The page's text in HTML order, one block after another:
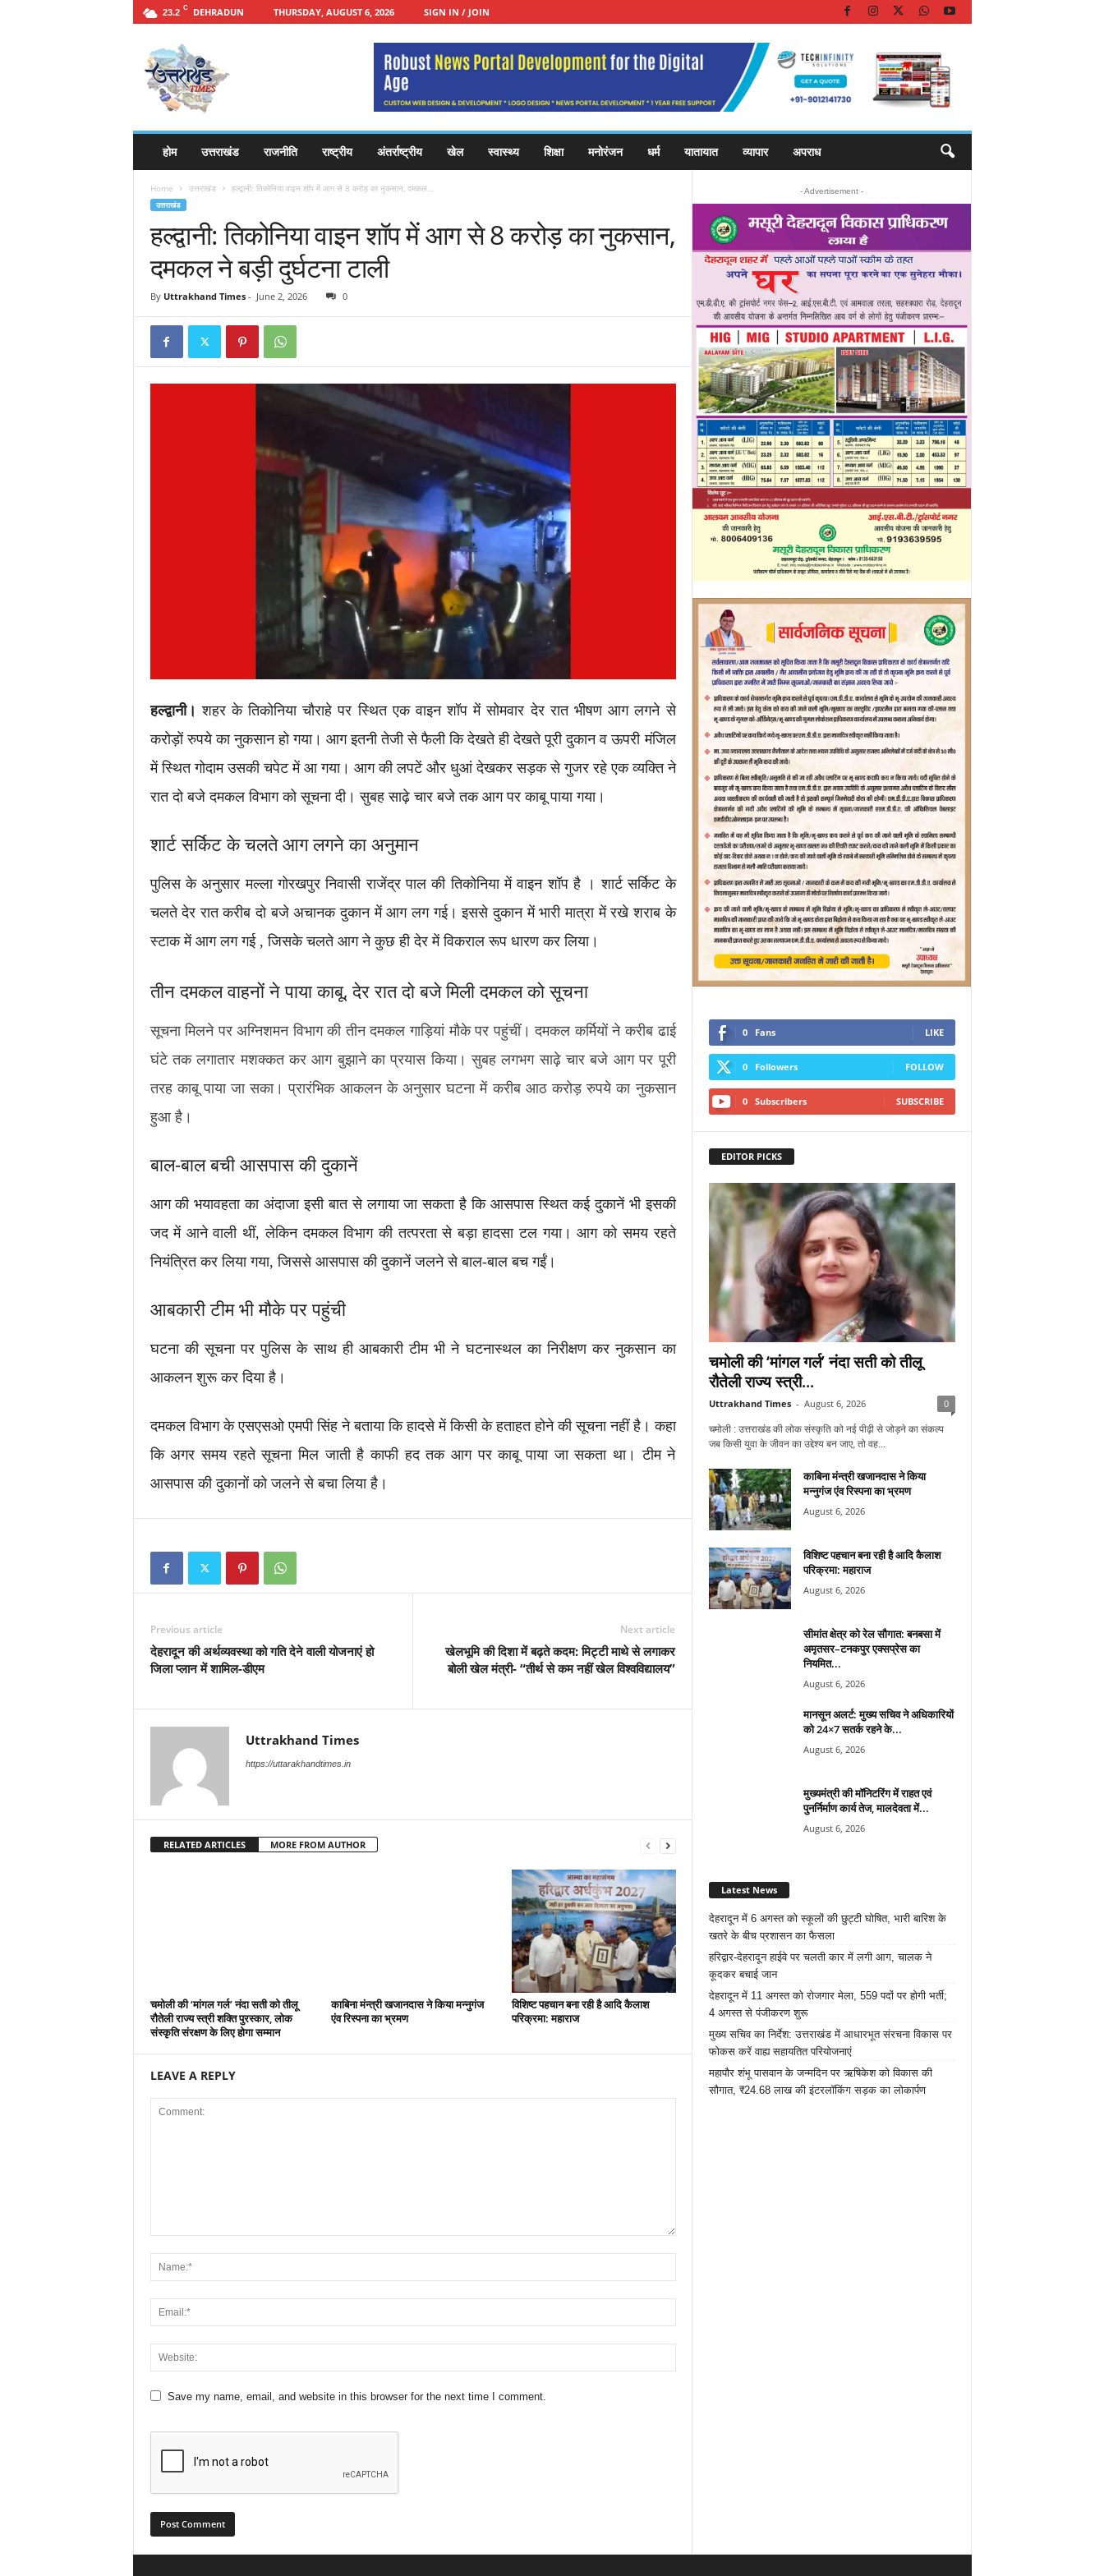
23.2 C DEHRADUN THURSDAY, AUGUST 6, 2026 SIGN IN / JOIN
a
t
होम उत्तराखंड राजनीति राष्ट्रीय अंतर्राष्ट्रीय खेल स्वास्थ्य शिक्षा मनोरंजन धर्म यातायात व्यापार अपराध
Home उत्तराखंड हल्द्वानी: तिकोनिया वाइन शॉप में आग से 8 करोड़ का नुकसान, दमकल...
उत्तराखंड
हल्द्वानी: तिकोनिया वाइन शॉप में आग से 8 करोड़ का नुकसान,
दमकल ने बड़ी दुर्घटना टाली
By Uttrakhand Times- June 2, 2026 0
हल्द्वानी। शहर के तिकोनिया चौराहे पर स्थित एक वाइन शॉप में सोमवार देर रात भीषण आग लगने से
करोड़ों रुपये का नुकसान हो गया। आग इतनी तेजी से फैली कि देखते ही देखते पूरी दुकान व ऊपरी मंजिल
में स्थित गोदाम उसकी चपेट में आ गया। आग की लपटें और धुआं देखकर सड़क से गुजर रहे एक व्यक्ति ने
रात दो बजे दमकल विभाग को सूचना दी। सुबह साढ़े चार बजे तक आग पर काबू पाया गया।
शार्ट सर्किट के चलते आग लगने का अनुमान
पुलिस के अनुसार मल्ला गोरखपुर निवासी राजेंद्र पाल की तिकोनिया में वाइन शॉप है । शार्ट सर्किट के
चलते देर रात करीब दो बजे अचानक दुकान में आग लग गई। इससे दुकान में भारी मात्रा में रखे शराब के
स्टाक में आग लग गई , जिसके चलते आग ने कुछ ही देर में विकराल रूप धारण कर लिया।
तीन दमकल वाहनों ने पाया काबू, देर रात दो बजे मिली दमकल को सूचना
सूचना मिलने पर अग्निशमन विभाग की तीन दमकल गाड़ियां मौके पर पहुंचीं। दमकल कर्मियों ने करीब ढाई
घंटे तक लगातार मशक्कत कर आग बुझाने का प्रयास किया। सुबह लगभग साढ़े चार बजे आग पर पूरी
तरह काबू पाया जा सका। प्रारंभिक आकलन के अनुसार घटना में करीब आठ करोड़ रुपये का नुकसान
हुआ है।
बाल-बाल बची आसपास की दुकानें
आग की भयावहता का अंदाजा इसी बात से लगाया जा सकता है कि आसपास स्थित कई दुकानें भी इसकी
जद में आने वाली थीं, लेकिन दमकल विभाग की तत्परता से बड़ा हादसा टल गया। आग को समय रहते
नियंत्रित कर लिया गया, जिससे आसपास की दुकानें जलने से बाल-बाल बच गईं।
आबकारी टीम भी मौके पर पहुंची
घटना की सूचना पर पुलिस के साथ ही आबकारी टीम भी ने घटनास्थल का निरीक्षण कर नुकसान का
आकलन शुरू कर दिया है।
दमकल विभाग के एसएसओ एमपी सिंह ने बताया कि हादसे में किसी के हताहत होने की सूचना नहीं है। कहा
कि अगर समय रहते सूचना मिल जाती है काफी हद तक आग पर काबू पाया जा सकता था। टीम ने
आसपास की दुकानों को जलने से बचा लिया है।
Previous article
देहरादून की अर्थव्यवस्था को गति देने वाली योजनाएं हो
जिला प्लान में शामिल-डीएम
Next article
खेलभूमि की दिशा में बढ़ते कदम: मिट्टी माथे से लगाकर
बोली खेल मंत्री- “तीर्थ से कम नहीं खेल विश्वविद्यालय”
Uttrakhand Times
https://uttarakhandtimes.in
RELATED ARTICLES MORE FROM AUTHOR
चमोली की ‘मांगल गर्ल’ नंदा सती को तीलू
रौतेली राज्य स्त्री शक्ति पुरस्कार, लोक
संस्कृति संरक्षण के लिए होगा सम्मान
काबिना मंन्त्री खजानदास ने किया मन्नुगंज
एंव रिस्पना का भ्रमण
विशिष्ट पहचान बना रही है आदि कैलाश
परिक्रमा: महाराज
LEAVE A REPLY
Save my name, email, and website in this browser for the next time I comment.
- Advertisement -
0 Fans LIKE
0 Followers FOLLOW
0 Subscribers SUBSCRIBE
EDITOR PICKS
चमोली की ‘मांगल गर्ल’ नंदा सती को तीलू
रौतेली राज्य स्त्री...
Uttrakhand Times - August 6, 2026 0
चमोली : उत्तराखंड की लोक संस्कृति को नई पीढ़ी से जोड़ने का संकल्प
जब किसी युवा के जीवन का उद्देश्य बन जाए, तो वह...
काबिना मंन्त्री खजानदास ने किया
मन्नुगंज एंव रिस्पना का भ्रमण
August 6, 2026
विशिष्ट पहचान बना रही है आदि कैलाश
परिक्रमा: महाराज
August 6, 2026
सीमांत क्षेत्र को रेल सौगात: बनबसा में
अमृतसर–टनकपुर एक्सप्रेस का
नियमित...
August 6, 2026
मानसून अलर्ट: मुख्य सचिव ने अधिकारियों
को 24×7 सतर्क रहने के...
August 6, 2026
मुख्यमंत्री की मॉनिटरिंग में राहत एवं
पुनर्निर्माण कार्य तेज, मालदेवता में...
August 6, 2026
Latest News
देहरादून में 6 अगस्त को स्कूलों की छुट्टी घोषित, भारी बारिश के
खतरे के बीच प्रशासन का फैसला
हरिद्वार-देहरादून हाईवे पर चलती कार में लगी आग, चालक ने
कूदकर बचाई जान
देहरादून में 11 अगस्त को रोजगार मेला, 559 पदों पर होगी भर्ती;
4 अगस्त से पंजीकरण शुरू
मुख्य सचिव का निर्देश: उत्तराखंड में आधारभूत संरचना विकास पर
फोकस करें वाह्य सहायतित परियोजनाएं
महापौर शंभू पासवान के जन्मदिन पर ऋषिकेश को विकास की
सौगात, ₹24.68 लाख की इंटरलॉकिंग सड़क का लोकार्पण